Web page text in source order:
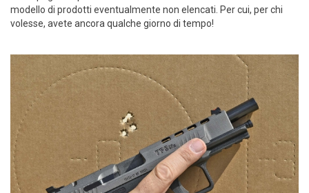
modello di prodotti eventualmente non elencati. Per cui, per chi
volesse, avete ancora qualche giorno di tempo!